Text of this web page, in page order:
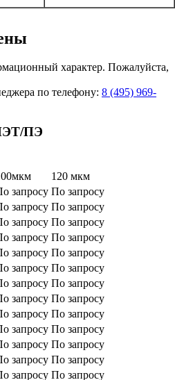
характер. Пожалуйста,
по телефону: 8 (495) 969-
ПЭ
120 мкм
запросу По запросу
запросу По запросу
запросу По запросу
запросу По запросу
запросу По запросу
запросу По запросу
запросу По запросу
запросу По запросу
запросу По запросу
запросу По запросу
запросу По запросу
запросу По запросу
запросу По запросу